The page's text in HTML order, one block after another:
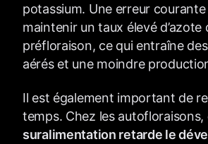
potassium. Une erreur
maintenir un taux élevé d’azote
préfloraison, ce qui entraîne
aérés et une moindre
Il est également important de
temps. Chez les autofloraisons,
suralimentation retarde le